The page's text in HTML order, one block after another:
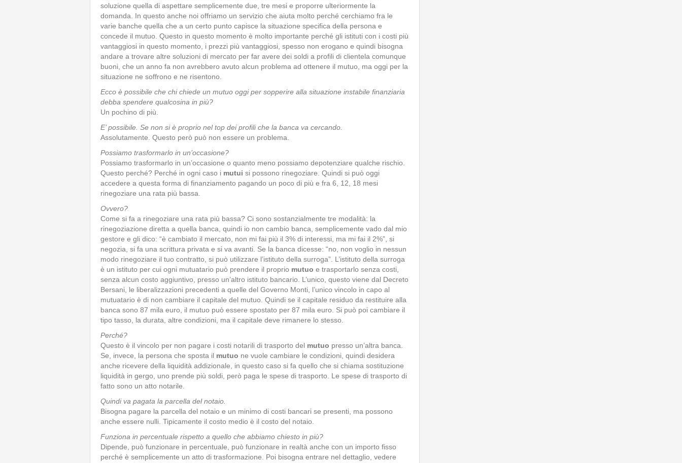
soluzione quella di aspettare semplicemente due, tre mesi e proporre ulteriormente la
domanda. In questo anche noi offriamo un servizio che aiuta molto perché cerchiamo fra le
varie banche quella che a un certo punto capisce la situazione specifica della persona e
concede il mutuo. Questo in questo momento è molto importante perché gli istituti con i costi più
vantaggiosi in questo momento, i prezzi più vantaggiosi, spesso non erogano e quindi bisogna
andare a trovare altre soluzioni di mercato per far avere dei soldi a profili di clientela comunque
buoni, che un anno fa non avrebbero avuto alcun problema ad ottenere il mutuo, ma oggi per la
situazione ne soffrono e ne risentono.
Ecco è possibile che chi chiede un mutuo oggi per sopperire alla situazione instabile finanziaria
debba spendere qualcosina in più?
Un pochino di più.
E’ possibile. Se non si è proprio nel top dei profili che la banca va cercando.
Assolutamente. Questo però può non essere un problema.
Possiamo trasformarlo in un’occasione?
Possiamo trasformarlo in un’occasione o quanto meno possiamo depotenziare qualche rischio.
Questo perché? Perché in ogni caso i mutui si possono rinegoziare. Quindi si può oggi
accedere a questa forma di finanziamento pagando un poco di più e fra 6, 12, 18 mesi
rinegoziare una rata più bassa.
Ovvero?
Come si fa a rinegoziare una rata più bassa? Ci sono sostanzialmente tre modalità: la
rinegoziazione diretta a quella banca, quindi io non cambio banca, semplicemente vado dal mio
gestore e gli dico: “è cambiato il mercato, non mi fai più il 3% di interessi, ma mi fai il 2%”, si
negozia, si fa una scrittura privata e si va avanti. Se la banca dicesse: “no, non voglio in nessun
modo rinegoziare il tuo contratto, si può utilizzare l’istituto della surroga”. L’istituto della surroga
è un istituto per cui ogni mutuatario può prendere il proprio mutuo e trasportarlo senza costi,
senza alcun costo aggiuntivo, presso un’altro istituto bancario. L’unico, questo viene dal Decreto
Bersani, le liberalizzazioni precedenti a quelle del Governo Monti, l’unico vincolo in capo al
mutuatario è di non cambiare il capitale del mutuo. Quindi se il capitale residuo da restituire alla
banca sono 87 mila euro, il mutuo può essere spostato per 87 mila euro. Si può poi cambiare il
tipo tasso, la durata, altre condizioni, ma il capitale deve rimanere lo stesso.
Perché?
Questo è il vincolo per non pagare i costi notarili di trasporto del mutuo presso un’altra banca.
Se, invece, la persona che sposta il mutuo ne vuole cambiare le condizioni, quindi desidera
anche ricevere della liquidità addizionale, in questo caso si fa quello che si chiama sostituzione
liquidità in gergo, uno prende più soldi, però paga le spese di trasporto. Le spese di trasporto di
fatto sono un atto notarile.
Quindi va pagata la parcella del notaio.
Bisogna pagare la parcella del notaio e un minimo di costi bancari se presenti, ma possono
anche essere nulli. Tipicamente il costo medio è il costo del notaio.
Funziona in percentuale rispetto a quello che abbiamo chiesto in più?
Dipende, può funzionare in percentuale, può funzionare in realtà anche con un importo fisso
perché è semplicemente un atto di trasformazione. Poi bisogna entrare nel dettaglio, vedere